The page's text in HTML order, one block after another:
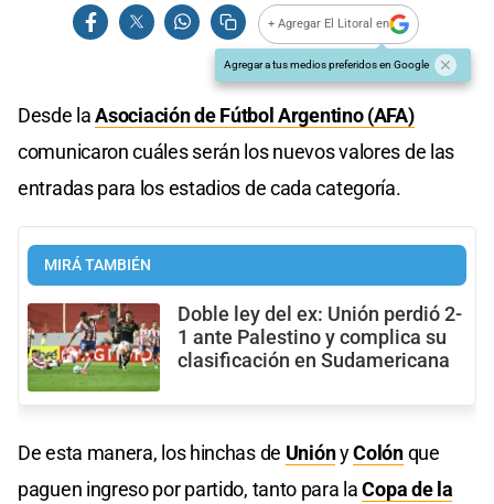
+ Agregar El Litoral en
Agregar a tus medios preferidos en Google
Desde laAsociación de Fútbol Argentino (AFA)
comunicaron cuáles serán los nuevos valores de las
entradas para los estadios de cada categoría.
MIRÁ TAMBIÉN
Doble ley del ex: Unión perdió 2-
1 ante Palestino y complica su
clasificación en Sudamericana
De esta manera, los hinchas de UniónyColónque
paguen ingreso por partido, tanto para laCopa de la